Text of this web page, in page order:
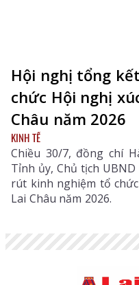
Hội nghị tổng
chức Hội nghị
Châu năm 2026
KINH TẾ
Chiều 30/7, đồng chí
Tỉnh ủy, Chủ tịch
rút kinh nghiệm tổ
Lai Châu năm 2026.